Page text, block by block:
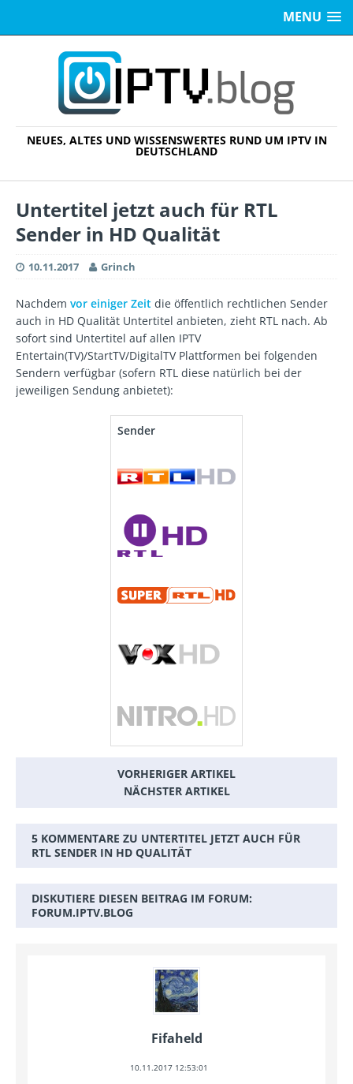
MENU
NEUES, ALTES UND WISSENSWERTES RUND UM IPTV IN
DEUTSCHLAND
Untertitel jetzt auch für RTL
Sender in HD Qualität
10.11.2017 Grinch
Nachdem vor einiger Zeit die öffentlich rechtlichen Sender
auch in HD Qualität Untertitel anbieten, zieht RTL nach. Ab
sofort sind Untertitel auf allen IPTV
Entertain(TV)/StartTV/DigitalTV Plattformen bei folgenden
Sendern verfügbar (sofern RTL diese natürlich bei der
jeweiligen Sendung anbietet):
Sender
VORHERIGER ARTIKEL
NÄCHSTER ARTIKEL
5 KOMMENTARE ZU UNTERTITEL JETZT AUCH FÜR
RTL SENDER IN HD QUALITÄT
DISKUTIERE DIESEN BEITRAG IM FORUM:
FORUM.IPTV.BLOG
Fifaheld
10.11.2017 12:53:01